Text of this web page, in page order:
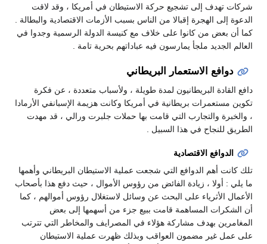
شركات تهدف إلى تشجيع حركة الاستيطان في أمريكا ، وقد لاقت
الدعوة إلى الهجرة إقبالا من الناس بسبب الأزمات الاقتصادية والبطالة .
كما أن بعض من كانوا على خلاف مع كنيسة الدولة الرسمية وجدوا في
العالم الجديد ملجأ يمارسون فيه عباداتهم بحرية تامة .
دوافع الاستعمار البريطاني
دافع القادة البريطانيون لمدة طويلة ، ولأسباب متعددة ، عن فكرة
تكوين مستعمرات بريطانية في أمريكا وكانت هزيمة الإسبانفي الأرمادا
، والخبرة والتجارب التي قامت بها حملات جلبرت ورالي ، قد مهدت
الطريق للنجاح في هذا السبيل .
الدوافع الاقتصادية
تلك كانت أهم الدوافع التي شجعت عملية الاستيطان البريطاني وأهمها
ما يلي : أولا ، زيادة الفائض من رؤوس الأموال ، حيث دفع هذا بأصحاب
الأعمال الأثرياء على البحث عن وسائل لاستغلال رؤوس أموالهم ، كما
أن الشكرات المساهمة قامت ببيع جزء من أسهمها إلى بعض
المغامرين بهدف مشاركة هؤلاء في المصرايف والمخاطر التي تترتب
على عمل غير مضمون العواقب وبذلك ظهرت عملية الاستيطان